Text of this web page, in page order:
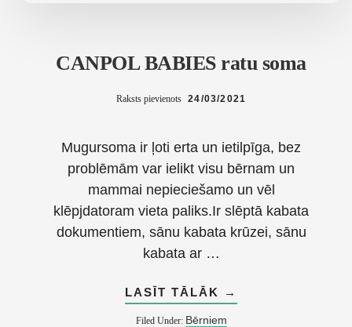
CANPOL BABIES ratu soma
Raksts pievienots 24/03/2021
Mugursoma ir ļoti erta un ietilpīga, bez
problēmām var ielikt visu bērnam un
mammai nepieciešamo un vēl
klēpjdatoram vieta paliks.Ir slēptā kabata
dokumentiem, sānu kabata krūzei, sānu
kabata ar …
LASĪT TĀLĀK
ABOUT
CANPOL
→
Filed Under: Bērniem